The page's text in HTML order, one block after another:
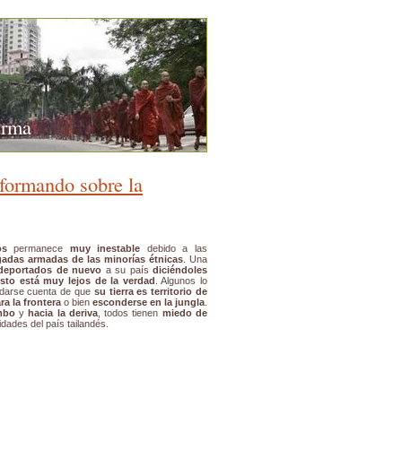
sobre la
permanece muy inestable debido a las
armadas de las minorías étnicas . Una
de nuevo a su paísdiciéndoles
está muy lejos de la verdad . Algunos lo
darse cuenta de que su tierra es territorio de
la frontera o bien esconderse en la jungla
yhacia la deriva, todos tienen miedo de
del país tailandés.